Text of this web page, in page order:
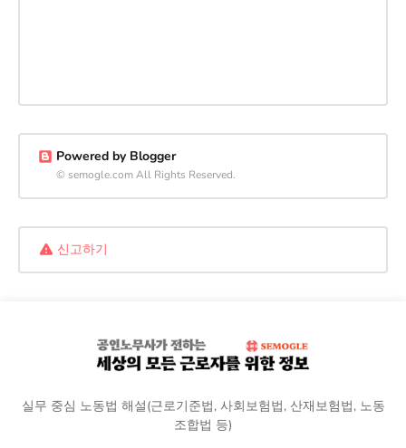
Powered by Blogger
© semogle.com All Rights Reserved.
신고하기
실무 중심 노동법 해설(근로기준법, 사회보험법, 산재보험법, 노동
조합법 등)